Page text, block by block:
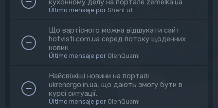
кухонному делу на портале zemelka.ua
Último mensaje por ShenFut
Що вартісного можна відшукати сайт
hotvisti.com.ua серед потоку щоденних
новин
Último mensaje por OlenQuami
Найсвіжіші новини на порталі
ukrenergo.in.ua, що дають змогу бути в
курсі ситуації.
Último mensaje por OlenQuami